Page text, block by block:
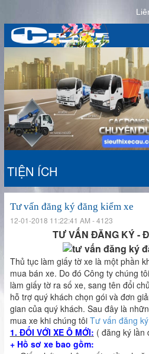
Tư
vấn
đăng
ký
đăng
kiểm
xe
Tư
vấn
đăng
ký
kiểm
xe
vấn
đăng
ký
đăng
Tư
vấn
đăng
ký
đăng
kiểm
xe
đăng
đăng
xe
đăng
ký
đăng
kiểm
TIỆN ÍCH
Tư vấn đăng ký đăng kiểm xe
12-01-2018 11:22:41 AM -4123
TƯ VẤN ĐĂNG KÝ -
Thủ tục làm giấy tờ xe là một phần
mua bán xe. Do đó Công ty chúng
làm giấy tờ ra số xe, sang tên đổi
hỗ trợ quý khách chọn gói và đơn
gian của quý khách. Sau đây là
mua xe khi chúng tôi Tư vấn đăng
1. ĐỐI VỚI XE Ô MỚI: ( đăng ký lần
+ Hồ sơ xe bao gồm: